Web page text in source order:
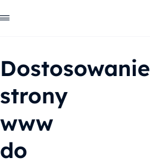
Dostosowanie
strony
www
do